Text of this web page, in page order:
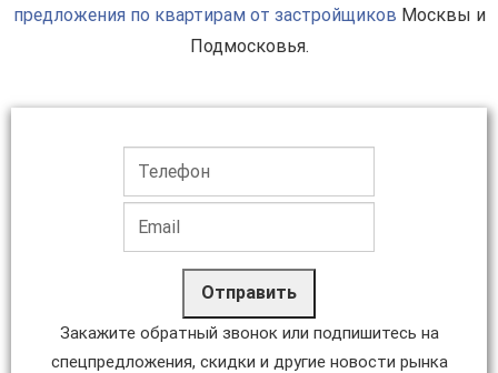
предложения по квартирам от застройщиков Москвы и
Подмосковья.
Отправить
Закажите обратный звонок или подпишитесь на
спецпредложения, скидки и другие новости рынка